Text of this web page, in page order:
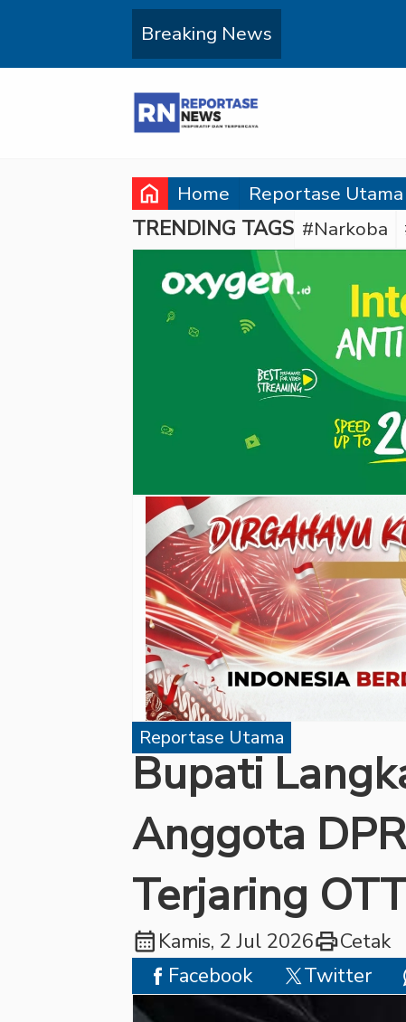
Breaking News
home Home Reportase Utama
TRENDING TAGS #Narkoba
Reportase Utama
Bupati
Anggota
Terjaring
calendar_month Kamis, 2 Jul 2026printCetak
Facebook
Twitter